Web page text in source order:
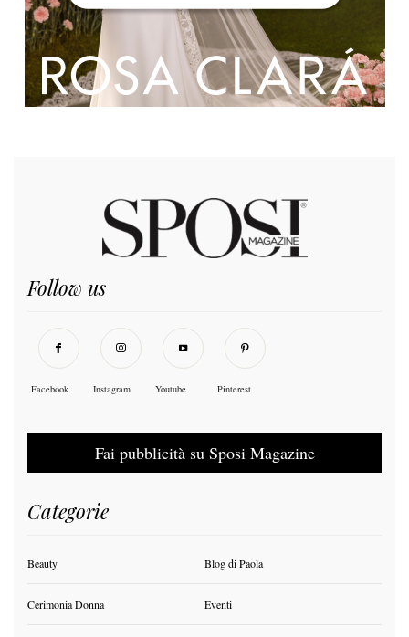
Follow us
Facebook Instagram Youtube Pinterest
Fai pubblicità su Sposi Magazine
Categorie
Beauty Blog di Paola
Cerimonia Donna Eventi